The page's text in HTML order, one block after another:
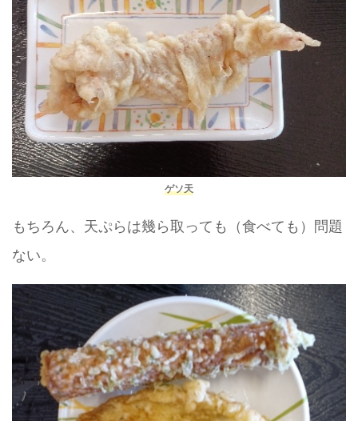
ゲソ天
もちろん、天ぷらは幾ら取っても（食べても）問題
ない。